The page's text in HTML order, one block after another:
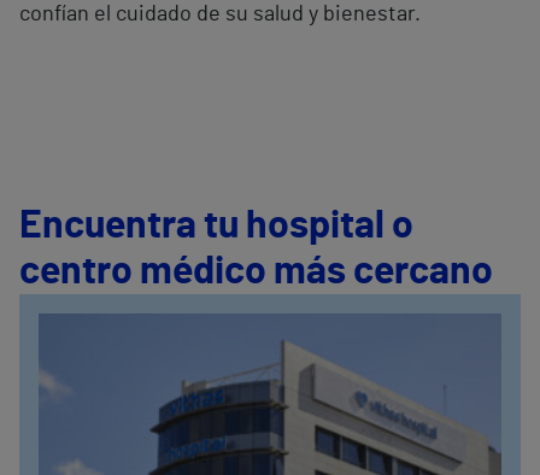
confían el cuidado de su salud y bienestar.
Encuentra tu hospital o
centro médico más cercano